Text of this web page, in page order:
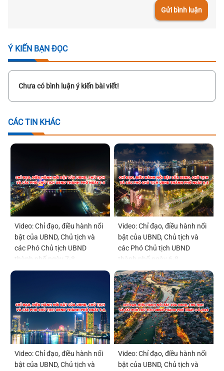
Gửi bình luận
Ý KIẾN BẠN ĐỌC
Chưa có bình luận ý kiến bài viết!
CÁC TIN KHÁC
Video: Chỉ đạo, điều hành nổi
bật của UBND, Chủ tịch và
các Phó Chủ tịch UBND
thành phố ngày 7-8
Video: Chỉ đạo, điều hành nổi
bật của UBND, Chủ tịch và
các Phó Chủ tịch UBND
thành phố ngày 6-8
Video: Chỉ đạo, điều hành nổi
bật của UBND, Chủ tịch và
Video: Chỉ đạo, điều hành nổi
bật của UBND, Chủ tịch và